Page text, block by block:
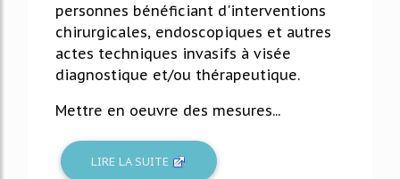
personnes bénéficiant d'interventions
chirurgicales, endoscopiques et autres
actes techniques invasifs à visée
diagnostique et/ou thérapeutique.
Mettre en oeuvre des mesures...
LIRE LA SUITE